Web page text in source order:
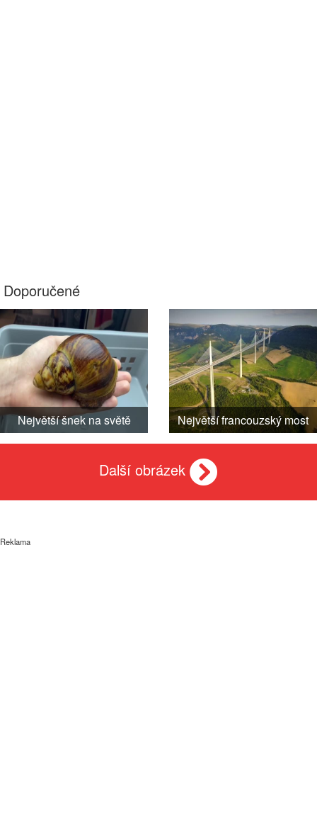
Doporučené
Největší šnek na světě Největší francouzský most
Další obrázek
Reklama